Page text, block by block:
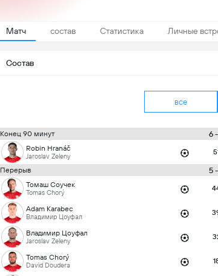
Матч состав Статистика Личные
Состав
все
Конец 90 минут 6
Robin Hranáč
Jaroslav Zeleny
Перерыв 5
Томаш Соучек
Tomas Chorý
Adam Karabec
Владимир Цоуфал
Владимир Цоуфал
Jaroslav Zeleny
Tomas Chorý
David Doudera